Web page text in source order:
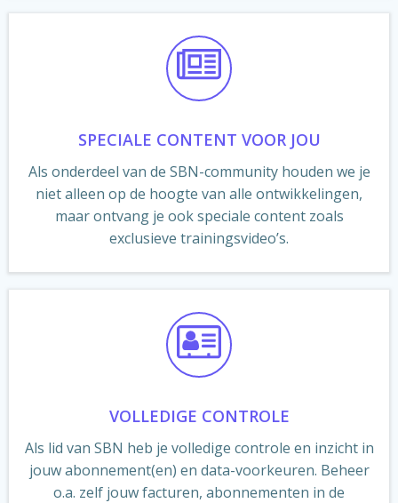
SPECIALE CONTENT VOOR JOU
Als onderdeel van de SBN-community houden we je
niet alleen op de hoogte van alle ontwikkelingen,
maar ontvang je ook speciale content zoals
exclusieve trainingsvideo’s.
VOLLEDIGE CONTROLE
Als lid van SBN heb je volledige controle en inzicht in
jouw abonnement(en) en data-voorkeuren. Beheer
o.a. zelf jouw facturen, abonnementen in de